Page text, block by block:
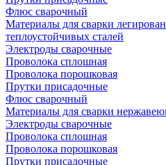
Флюс сварочный
Материалы для сварки
теплоустойчивых сталей
Электроды сварочные
Проволока сплошная
Проволока порошковая
Прутки присадочные
Флюс сварочный
Материалы для сварки
Электроды сварочные
Проволока сплошная
Проволока порошковая
Прутки присадочные